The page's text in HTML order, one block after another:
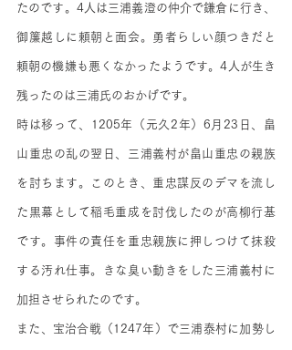
たのです。4人は三浦義澄の仲介で鎌倉に行き、
御簾越しに頼朝と面会。勇者らしい顔つきだと
頼朝の機嫌も悪くなかったようです。4人が生き
残ったのは三浦氏のおかげです。
時は移って、1205年（元久2年）6月23日、畠
山重忠の乱の翌日、三浦義村が畠山重忠の親族
を討ちます。このとき、重忠謀反のデマを流し
た黒幕として稲毛重成を討伐したのが高柳行基
です。事件の責任を重忠親族に押しつけて抹殺
する汚れ仕事。きな臭い動きをした三浦義村に
加担させられたのです。
また、宝治合戦（1247年）で三浦泰村に加勢し